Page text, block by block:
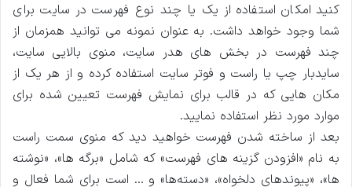
کنید امکان استفاده از یک یا چند نوع فهرست در سایت برای
شما وجود خواهد داشت. به عنوان نمونه می توانید همزمان از
چند فهرست در بخش ‌های هدر سایت، منوی بالایی سایت،
سایدبار چپ یا راست و فوتر سایت استفاده کرده و از هر یک از
مکان ‌هایی که در قالب برای نمایش فهرست تعیین شده برای
موارد مورد نظر استفاده نمایید.
بعد از ساخته شدن فهرست خواهید دید که منوی سمت راست
به نام «افزودن گزینه های فهرست» که شامل «برگه ‌ها»، «نوشته
‌ها»، «پیوندهای دلخواه»، «دسته‌ها» و … است برای شما فعال و